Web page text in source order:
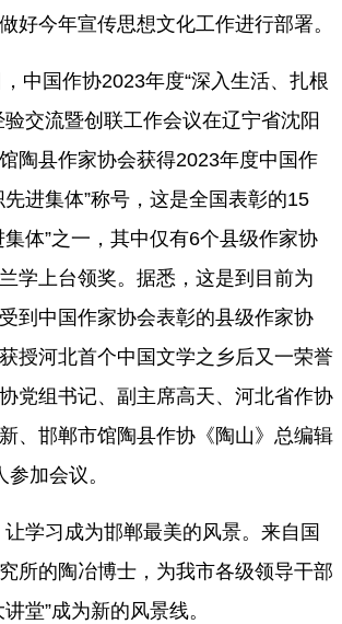
好今年宣传思想文化工作进行部署。
中国作协2023年度“深入生活、扎根
验交流暨创联工作会议在辽宁省沈阳
陶县作家协会获得2023年度中国作
先进集体”称号，这是全国表彰的15
集体”之一，其中仅有6个县级作家协
学上台领奖。据悉，这是到目前为
到中国作家协会表彰的县级作家协
授河北首个中国文学之乡后又一荣誉
党组书记、副主席高天、河北省作协
、邯郸市馆陶县作协《陶山》总编辑
加会议。
学习成为邯郸最美的风景。来自国
所的陶冶博士，为我市各级领导干部
讲堂”成为新的风景线。